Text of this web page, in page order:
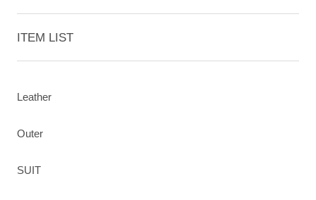
ITEM LIST
Leather
Outer
SUIT